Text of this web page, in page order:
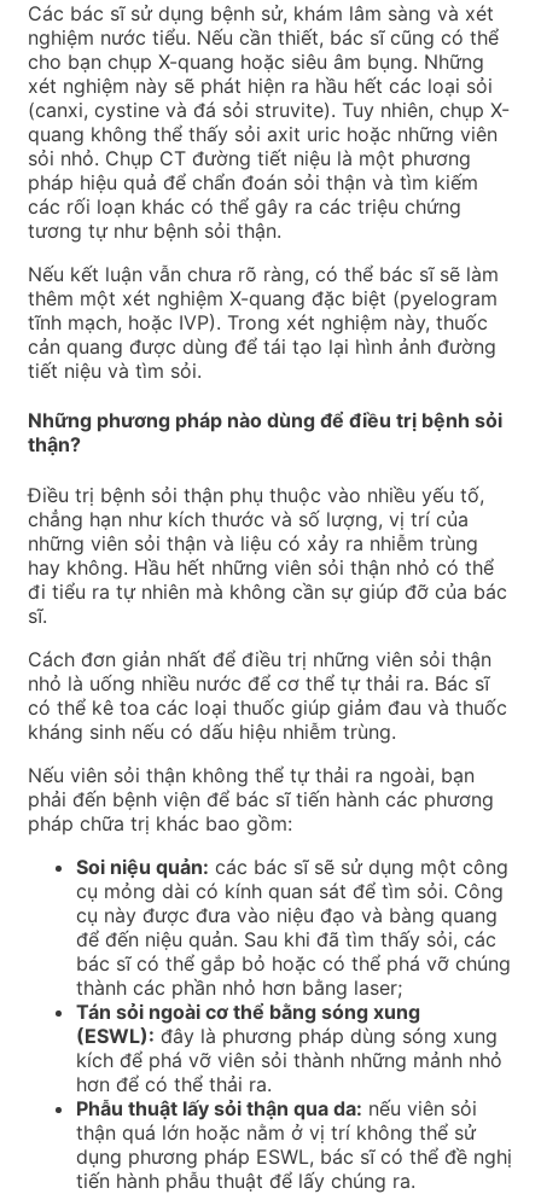
Các bác sĩ sử dụng bệnh sử, khám lâm sàng và xét
nghiệm nước tiểu. Nếu cần thiết, bác sĩ cũng có thể
cho bạn chụp X-quang hoặc siêu âm bụng. Những
xét nghiệm này sẽ phát hiện ra hầu hết các loại sỏi
(canxi, cystine và đá sỏi struvite). Tuy nhiên, chụp X-
quang không thể thấy sỏi axit uric hoặc những viên
sỏi nhỏ. Chụp CT đường tiết niệu là một phương
pháp hiệu quả để chẩn đoán sỏi thận và tìm kiếm
các rối loạn khác có thể gây ra các triệu chứng
tương tự như bệnh sỏi thận.
Nếu kết luận vẫn chưa rõ ràng, có thể bác sĩ sẽ làm
thêm một xét nghiệm X-quang đặc biệt (pyelogram
tĩnh mạch, hoặc IVP). Trong xét nghiệm này, thuốc
cản quang được dùng để tái tạo lại hình ảnh đường
tiết niệu và tìm sỏi.
Những phương pháp nào dùng để điều trị bệnh sỏi
thận?
Điều trị bệnh sỏi thận phụ thuộc vào nhiều yếu tố,
chẳng hạn như kích thước và số lượng, vị trí của
những viên sỏi thận và liệu có xảy ra nhiễm trùng
hay không. Hầu hết những viên sỏi thận nhỏ có thể
đi tiểu ra tự nhiên mà không cần sự giúp đỡ của bác
sĩ.
Cách đơn giản nhất để điều trị những viên sỏi thận
nhỏ là uống nhiều nước để cơ thể tự thải ra. Bác sĩ
có thể kê toa các loại thuốc giúp giảm đau và thuốc
kháng sinh nếu có dấu hiệu nhiễm trùng.
Nếu viên sỏi thận không thể tự thải ra ngoài, bạn
phải đến bệnh viện để bác sĩ tiến hành các phương
pháp chữa trị khác bao gồm:
Soi niệu quản: các bác sĩ sẽ sử dụng một công
cụ mỏng dài có kính quan sát để tìm sỏi. Công
cụ này được đưa vào niệu đạo và bàng quang
để đến niệu quản. Sau khi đã tìm thấy sỏi, các
bác sĩ có thể gắp bỏ hoặc có thể phá vỡ chúng
thành các phần nhỏ hơn bằng laser;
Tán sỏi ngoài cơ thể bằng sóng xung
(ESWL): đây là phương pháp dùng sóng xung
kích để phá vỡ viên sỏi thành những mảnh nhỏ
hơn để có thể thải ra.
Phẫu thuật lấy sỏi thận qua da: nếu viên sỏi
thận quá lớn hoặc nằm ở vị trí không thể sử
dụng phương pháp ESWL, bác sĩ có thể đề nghị
tiến hành phẫu thuật để lấy chúng ra.